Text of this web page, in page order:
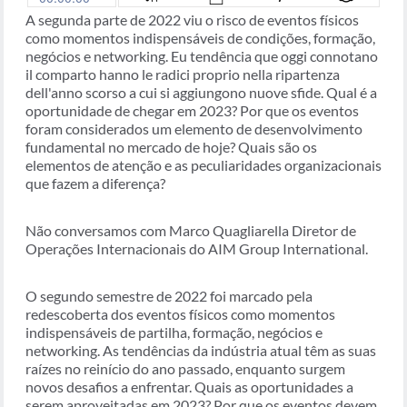
A segunda parte de 2022 viu o risco de eventos físicos
como momentos indispensáveis de condições, formação,
negócios e networking. Eu tendência que oggi connotano
il comparto hanno le radici proprio nella ripartenza
dell'anno scorso a cui si aggiungono nuove sfide. Qual é a
oportunidade de chegar em 2023? Por que os eventos
foram considerados um elemento de desenvolvimento
fundamental no mercado de hoje? Quais são os
elementos de atenção e as peculiaridades organizacionais
que fazem a diferença?
Não conversamos com Marco Quagliarella Diretor de
Operações Internacionais do AIM Group International.
O segundo semestre de 2022 foi marcado pela
redescoberta dos eventos físicos como momentos
indispensáveis de partilha, formação, negócios e
networking. As tendências da indústria atual têm as suas
raízes no reinício do ano passado, enquanto surgem
novos desafios a enfrentar. Quais as oportunidades a